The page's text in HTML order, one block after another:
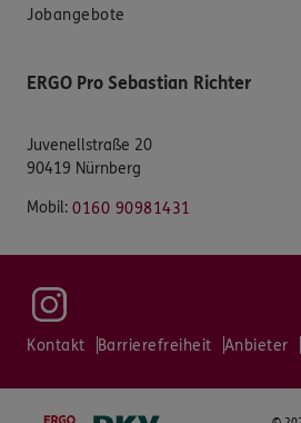
Jobangebote
ERGO Pro Sebastian Richter
Juvenellstraße 20
90419 Nürnberg
Mobil: 0160 90981431
Kontakt Barrierefreiheit Anbieter